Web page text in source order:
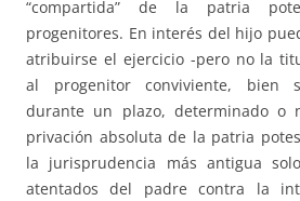
“compartida” de la patria
progenitores. En interés del hijo
atribuirse el ejercicio -pero no la
al progenitor conviviente, bien
durante un plazo, determinado o
privación absoluta de la patria
la jurisprudencia más antigua
atentados del padre contra la